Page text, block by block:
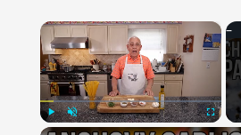
×
Play Unmute Fullscreen